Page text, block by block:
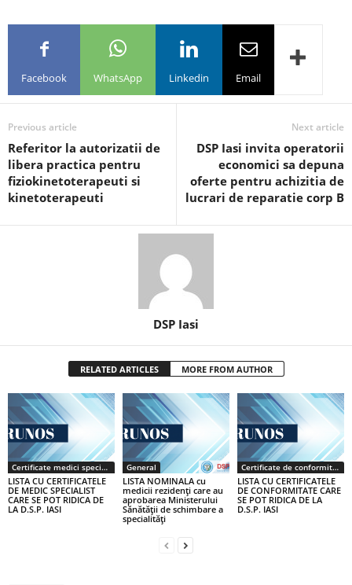
Facebook WhatsApp Linkedin Email
Previous article
Referitor la autorizatii de
libera practica pentru
fiziokinetoterapeuti si
kinetoterapeuti
Next article
DSP Iasi invita operatorii
economici sa depuna
oferte pentru achizitia de
lucrari de reparatie corp B
DSP Iasi
RELATED ARTICLES MORE FROM AUTHOR
Certificate medici specialiști / primari
LISTA CU CERTIFICATELE
DE MEDIC SPECIALIST
CARE SE POT RIDICA DE
LA D.S.P. IASI
General
LISTA NOMINALA cu
medicii rezidenţi care au
aprobarea Ministerului
Sănătăţii de schimbare a
specialităţi
Certificate de conformitate
LISTA CU CERTIFICATELE
DE CONFORMITATE CARE
SE POT RIDICA DE LA
D.S.P. IASI